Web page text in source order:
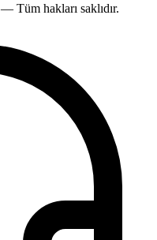
— Tüm hakları saklıdır.